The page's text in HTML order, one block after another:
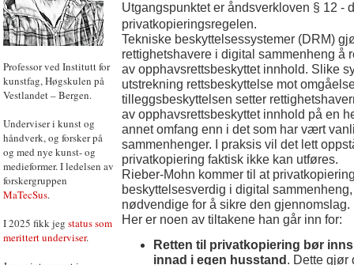
Professor ved Institutt for
kunstfag, Høgskulen på
Vestlandet – Bergen.
Underviser i kunst og
håndverk, og forsker på
og med nye kunst- og
medieformer. I ledelsen av
forskergruppen
MaTecSus.
I 2025 fikk jeg status som
merittert underviser.
Utgangspunktet er åndsverkloven § 12 -
privatkopieringsregelen.
Tekniske beskyttelsessystemer (DRM)
rettighetshavere i digital sammenheng å
av opphavsrettsbeskyttet innhold. Slike
utstrekning rettsbeskyttelse mot
tilleggsbeskyttelsen setter
av opphavsrettsbeskyttet innhold på en
annet omfang enn i det som har vært
sammenhenger. I praksis vil det lett
privatkopiering faktisk ikke kan utføres.
Rieber-Mohn kommer til at
beskyttelsesverdig i digital
nødvendige for å sikre den gjennomslag.
Her er noen av tiltakene han går inn for:
Retten til privatkopiering bør
innad i egen husstand . Dette gjør